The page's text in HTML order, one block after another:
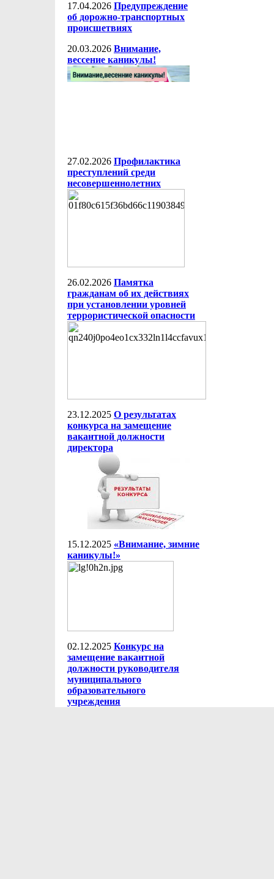
17.04.2026 Предупреждение
об дорожно-транспортных
происшетвиях
20.03.2026 Внимание,
вессение каникулы!
27.02.2026 Профилактика
преступлений среди
несовершеннолетних
26.02.2026 Памятка
гражданам об их действиях
при установлении уровней
террористической опасности
23.12.2025 О результатах
конкурса на замещение
вакантной должности
директора
15.12.2025 «Внимание, зимние
каникулы!»
02.12.2025 Конкурс на
замещение вакантной
должности руководителя
муниципального
образовательного
учреждения